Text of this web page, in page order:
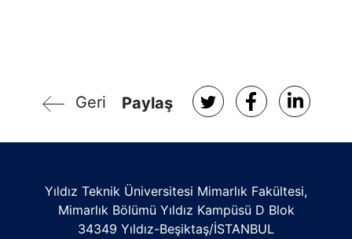
Geri Paylaş
Yıldız Teknik Üniversitesi Mimarlık Fakültesi,
Mimarlık Bölümü Yıldız Kampüsü D Blok
34349 Yıldız-Beşiktaş/İSTANBUL